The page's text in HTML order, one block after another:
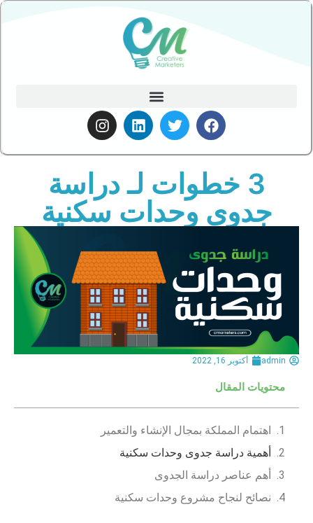
3 خطوات لـ دراسة
جدوى وحدات سكنية
admin أكتوبر 16, 2022
محتويات المقال
اهتمام المملكة بمجال الإنشاء والتعمير
أهمية دراسة جدوى وحدات سكنية
أهم عناصر دراسة الجدوى
نصائح لنجاح مشروع وحدات سكنية